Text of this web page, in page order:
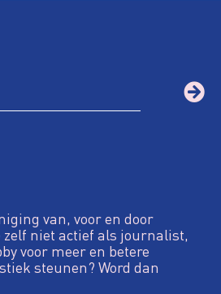
van, voor en door
niet actief als journalist,
voor meer en betere
steunen? Word dan